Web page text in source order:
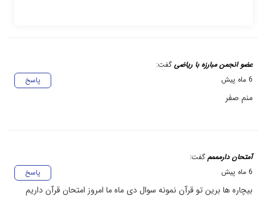
عضو انجمن مبارزه با ریاضی گفت:
پاسخ
6 ماه پیش
منم صفر
آمتحان دارمممم گفت:
پاسخ
6 ماه پیش
بیچاره ها برین تو قرآن نمونه سوال دی ماه ما امروز امتحان قرآن داریم